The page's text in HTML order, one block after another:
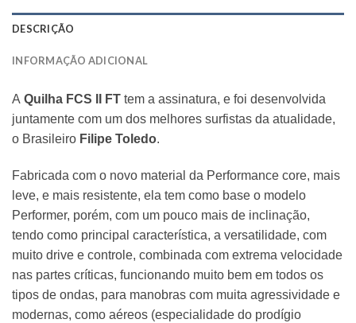
DESCRIÇÃO
INFORMAÇÃO ADICIONAL
A Quilha FCS II FT tem a assinatura, e foi desenvolvida
juntamente com um dos melhores surfistas da atualidade,
o Brasileiro Filipe Toledo.
Fabricada com o novo material da Performance core, mais
leve, e mais resistente, ela tem como base o modelo
Performer, porém, com um pouco mais de inclinação,
tendo como principal característica, a versatilidade, com
muito drive e controle, combinada com extrema velocidade
nas partes críticas, funcionando muito bem em todos os
tipos de ondas, para manobras com muita agressividade e
modernas, como aéreos (especialidade do prodígio